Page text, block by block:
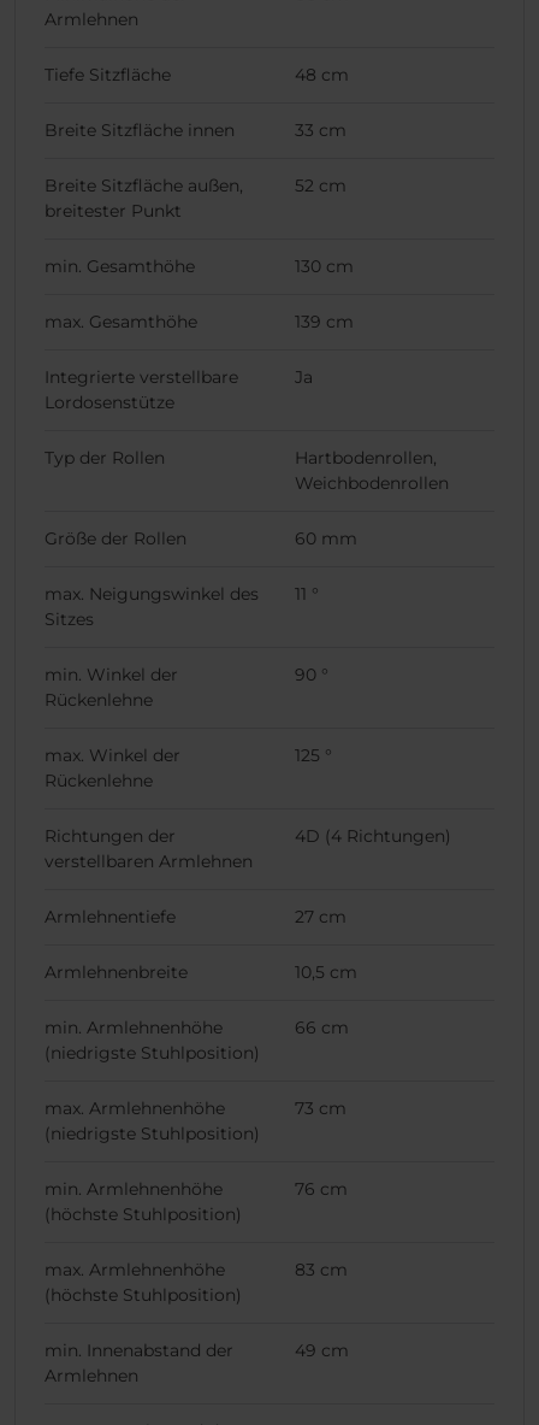
Armlehnen
Tiefe Sitzfläche 48 cm
Breite Sitzfläche innen 33 cm
Breite Sitzfläche außen,
breitester Punkt
52 cm
min. Gesamthöhe 130 cm
max. Gesamthöhe 139 cm
Integrierte verstellbare
Lordosenstütze
Ja
Typ der Rollen
Hartbodenrollen,
Weichbodenrollen
Größe der Rollen 60 mm
max. Neigungswinkel des
Sitzes
11 °
min. Winkel der
Rückenlehne
90 °
max. Winkel der
Rückenlehne
125 °
Richtungen der
verstellbaren Armlehnen
4D (4 Richtungen)
Armlehnentiefe 27 cm
Armlehnenbreite 10,5 cm
min. Armlehnenhöhe
(niedrigste Stuhlposition)
66 cm
max. Armlehnenhöhe
(niedrigste Stuhlposition)
73 cm
min. Armlehnenhöhe
(höchste Stuhlposition)
76 cm
max. Armlehnenhöhe
(höchste Stuhlposition)
83 cm
min. Innenabstand der
Armlehnen
49 cm